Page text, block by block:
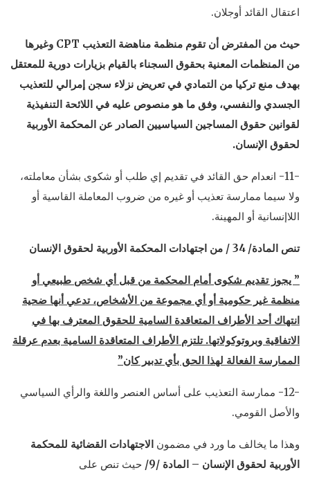
اعتقال القائد أوجلان.
حيث من المفترض أن تقوم منظمة مناهضة التعذيب CPT وغيرها
من المنظمات المعنية بحقوق السجناء بالقيام بزيارات دورية للمعتقل
بهدف منع تركيا من التمادي في تعريض نزلاء سجن إمرالي للتعذيب
الجسدي والنفسي، وفق ما هو منصوص عليه في اللائحة التنفيذية
لقوانين حقوق المساجين السياسيين الصادر عن المحكمة الأوربية
لحقوق الإنسان.
-11- انعدام حق القائد في تقديم إي طلب أو شكوى بشأن معاملته،
ولا سيما ممارسة تعذيب أو غيره من ضروب المعاملة القاسية أو
اللاإنسانية أو المهينة.
تنص المادة/ 34 / من اجتهادات المحكمة الأوربية لحقوق الإنسان
” يجوز تقديم شكوى أمام المحكمة من قبل أي شخص طبيعي أو
منظمة غير حكومية أو أي مجموعة من الأشخاص، تدعي أنها ضحية
انتهاك أحد الأطراف المتعاقدة السامية للحقوق المعترف بها في
الاتفاقية وبروتوكولاتها. تلتزم الأطراف المتعاقدة السامية بعدم عرقلة
الممارسة الفعالة لهذا الحق بأي تدبير كان”
-12- ممارسة التعذيب على أساس العنصر واللغة والرأي السياسي
والأصل القومي.
وهذا ما يخالف ما ورد في مضمون الاجتهادات القضائية للمحكمة
الأوربية لحقوق الإنسان – المادة /9/
حيث تنص على